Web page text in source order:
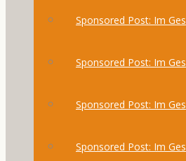
Sponsored Post: Im
Sponsored Post: Im
Sponsored Post: Im
Sponsored Post: Im